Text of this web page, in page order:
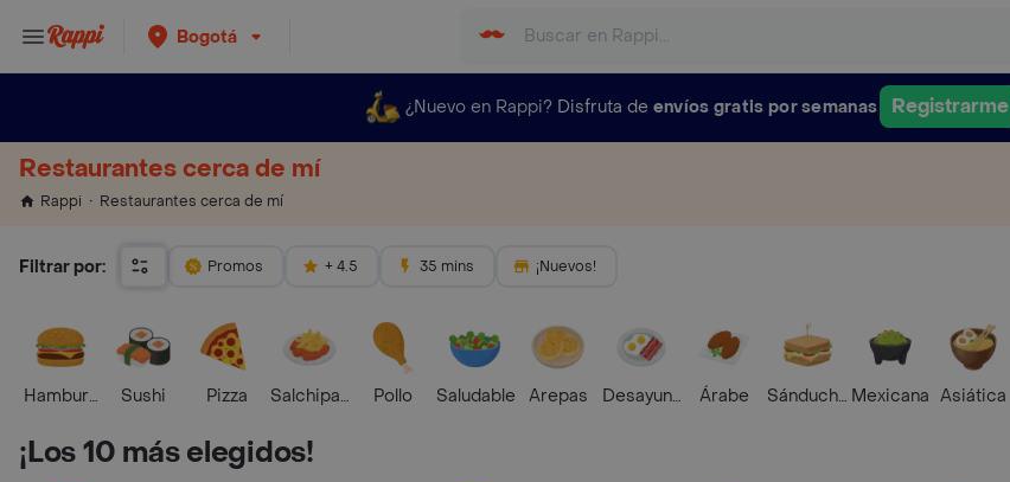
Bogotá
¿Nuevo en Rappi? Disfruta de envíos gratis por semanas Registrarme
Restaurantes cerca de mí
Rappi Restaurantes cerca de mí
Filtrar por: Promos + 4.5 35 mins ¡Nuevos!
HamburguesaSushi Pizza Salchipapas Pollo Saludable Arepas Desayunos Árabe SánduchesMexicana Asiática
¡Los 10 más elegidos!